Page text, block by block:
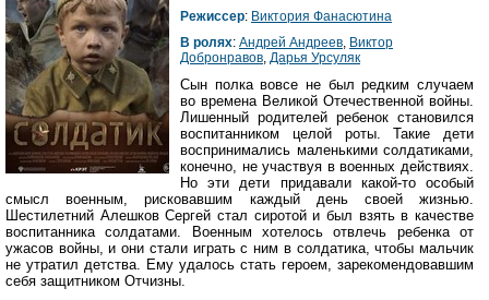
Режиссер: Виктория Фанасютина
В ролях: Андрей Андреев, Виктор
Добронравов, Дарья Урсуляк
Сын полка вовсе не был редким случаем
во времена Великой Отечественной войны.
Лишенный родителей ребенок становился
воспитанником целой роты. Такие дети
воспринимались маленькими солдатиками,
конечно, не участвуя в военных действиях.
Но эти дети придавали какой-то особый
смысл военным, рисковавшим каждый день своей жизнью.
Шестилетний Алешков Сергей стал сиротой и был взять в качестве
воспитанника солдатами. Военным хотелось отвлечь ребенка от
ужасов войны, и они стали играть с ним в солдатика, чтобы мальчик
не утратил детства. Ему удалось стать героем, зарекомендовавшим
себя защитником Отчизны.